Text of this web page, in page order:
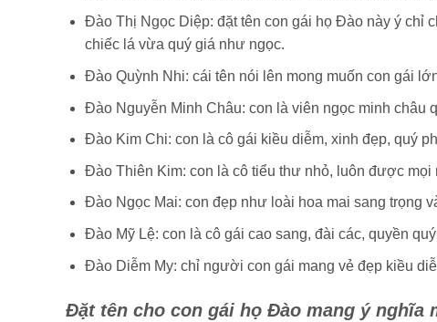
Đào Thị Ngọc Diệp: đặt tên con gái họ Đào này ý chỉ
chiếc lá vừa quý giá như ngọc.
Đào Quỳnh Nhi: cái tên nói lên mong muốn con gái
Đào Nguyễn Minh Châu: con là viên ngọc minh châu
Đào Kim Chi: con là cô gái kiều diễm, xinh đẹp, quý
Đào Thiên Kim: con là cô tiểu thư nhỏ, luôn được
Đào Ngọc Mai: con đẹp như loài hoa mai sang trọng
Đào Mỹ Lệ: con là cô gái cao sang, đài các, quyền
Đào Diễm My: chỉ người con gái mang vẻ đẹp kiều
Đặt tên cho con gái họ Đào mang ý nghĩa